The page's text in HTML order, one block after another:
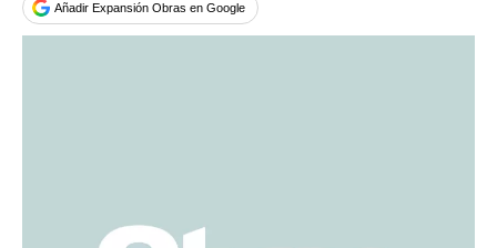
Añadir Expansión Obras en Google